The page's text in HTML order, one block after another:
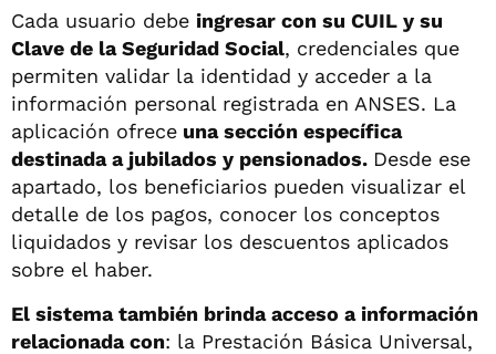
Cada usuario debe ingresar con su CUIL y su
Clave de la Seguridad Social, credenciales que
permiten validar la identidad y acceder a la
información personal registrada en ANSES. La
aplicación ofrece una sección específica
destinada a jubilados y pensionados. Desde ese
apartado, los beneficiarios pueden visualizar el
detalle de los pagos, conocer los conceptos
liquidados y revisar los descuentos aplicados
sobre el haber.
El sistema también brinda acceso a información
relacionada con: la Prestación Básica Universal,